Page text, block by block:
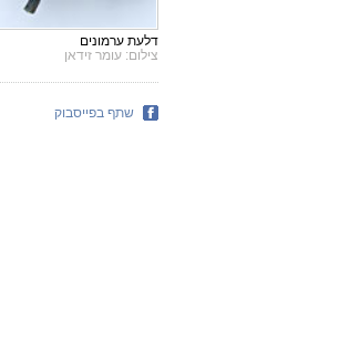
דלעת ערמונים
צילום: עומר זידאן
שתף בפייסבוק